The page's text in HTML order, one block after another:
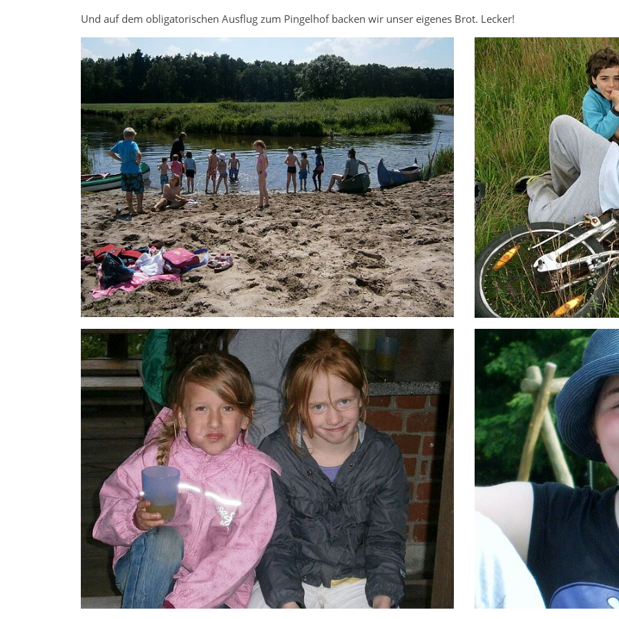
Und auf dem obligatorischen Ausflug zum Pingelhof backen wir unser eigenes Brot. Lecker!